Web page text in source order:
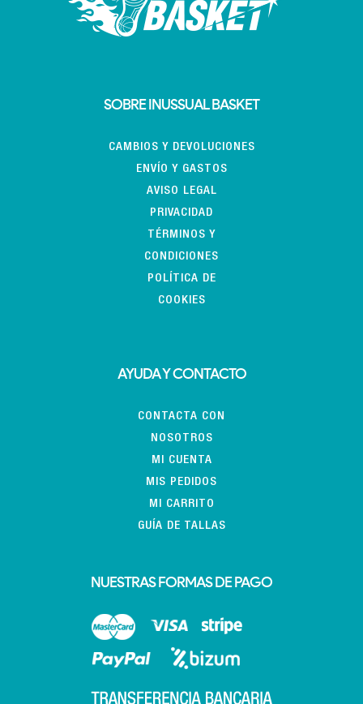
SOBRE INUSSUAL BASKET
CAMBIOS Y DEVOLUCIONES
ENVÍO Y GASTOS
AVISO LEGAL
PRIVACIDAD
TÉRMINOS Y
CONDICIONES
POLÍTICA DE
COOKIES
AYUDA Y CONTACTO
CONTACTA CON
NOSOTROS
MI CUENTA
MIS PEDIDOS
MI CARRITO
GUÍA DE TALLAS
NUESTRAS FORMAS DE PAGO